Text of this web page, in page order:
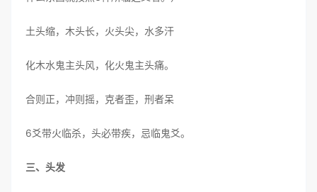
土头缩，木头长，火头尖，水多汗
化木水鬼主头风，化火鬼主头痛。
合则正，冲则摇，克者歪，刑者呆
6爻带火临杀，头必带疾，忌临鬼爻。
三、头发